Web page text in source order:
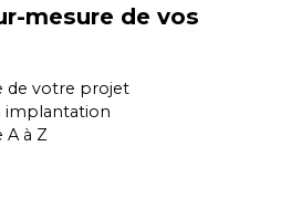
mesure de vos
de votre projet
implantation
à Z